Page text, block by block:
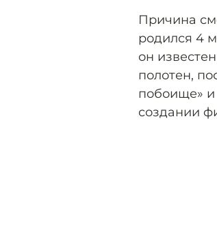
Причина
родился 4
он
полотен,
побоище» и
создании